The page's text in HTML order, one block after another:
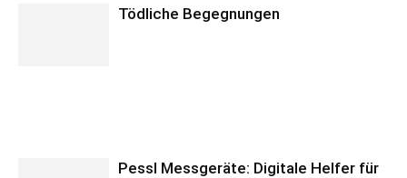
Tödliche Begegnungen
Pessl Messgeräte: Digitale Helfer für